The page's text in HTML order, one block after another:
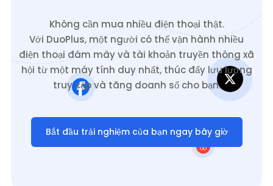
Không cần mua nhiều điện thoại thật.
Với DuoPlus, một người có thể vận hành nhiều
điện thoại đám mây và tài khoản truyền thông xã
hội từ một máy tính duy nhất, thúc đẩy lưu lượng
truy cập và tăng doanh số cho bạn.
Bắt đầu trải nghiệm của bạn ngay bây giờ